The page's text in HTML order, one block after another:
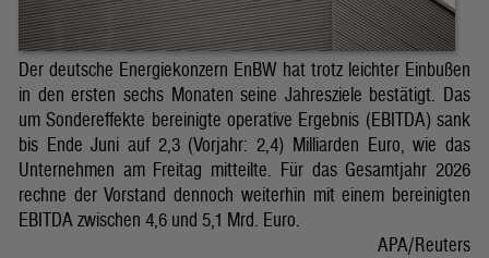
Der deutsche Energiekonzern EnBW hat trotz leichter Einbußen
in den ersten sechs Monaten seine Jahresziele bestätigt. Das
um Sondereffekte bereinigte operative Ergebnis (EBITDA) sank
bis Ende Juni auf 2,3 (Vorjahr: 2,4) Milliarden Euro, wie das
Unternehmen am Freitag mitteilte. Für das Gesamtjahr 2026
rechne der Vorstand dennoch weiterhin mit einem bereinigten
EBITDA zwischen 4,6 und 5,1 Mrd. Euro.
APA/Reuters